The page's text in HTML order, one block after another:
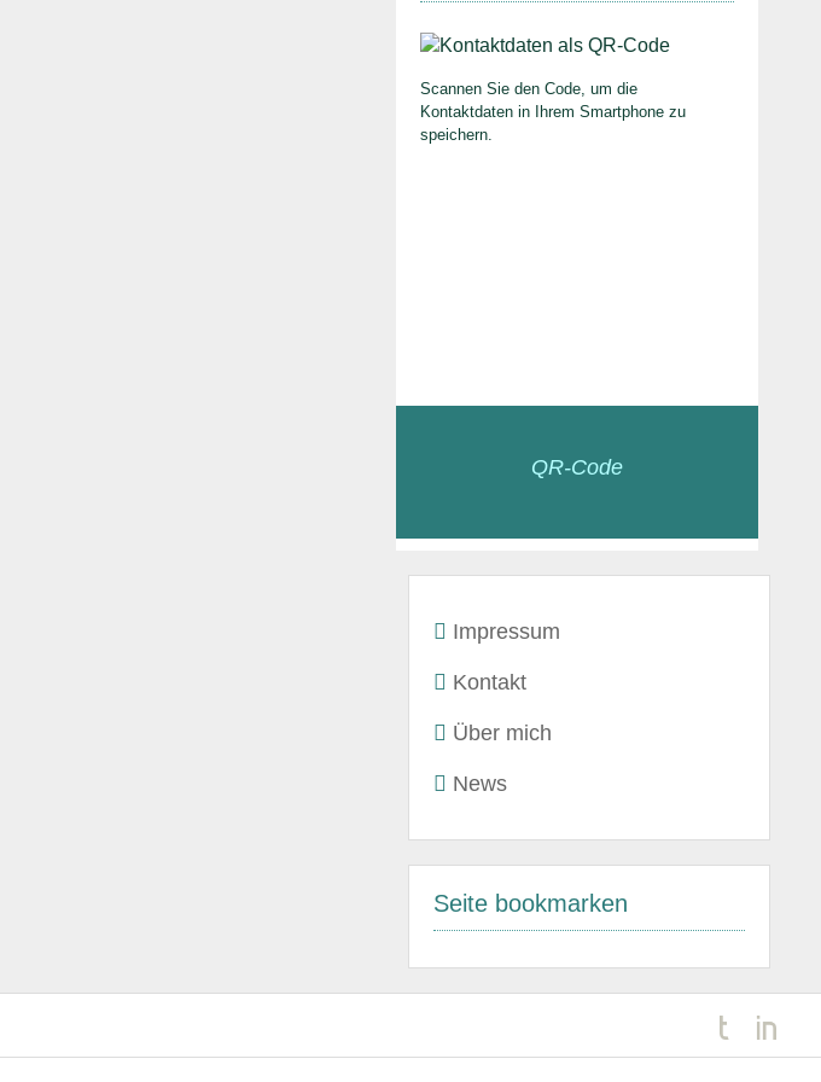
Scannen Sie den Code, um die
Kontaktdaten in Ihrem Smartphone zu
speichern.
QR-Code
Impressum
Kontakt
Über mich
News
Seite bookmarken
Kundenbewertungen und Erfahrungen zu
98%
Empfehlungen auf
ProvenExpert.com
4,95 / 5,00